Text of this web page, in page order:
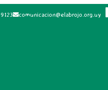
comunicacion@elabrojo.org.uy